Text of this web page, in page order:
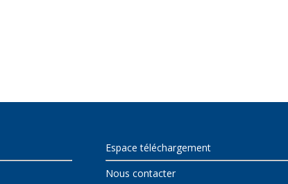
Espace téléchargement
Nous contacter